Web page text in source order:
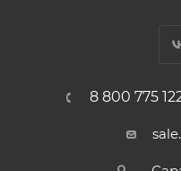
8 800 775